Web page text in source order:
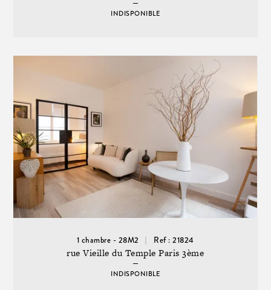
INDISPONIBLE
1 chambre - 28M2 Ref : 21824
rue Vieille du Temple Paris 3ème
INDISPONIBLE